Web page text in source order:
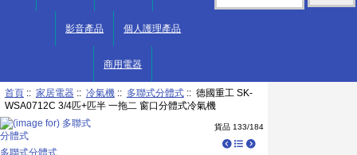
影音產品 個人護理產品
商用電器
首頁:: 家居電器:: 冷氣機:: 多聯式分體式:: 德國重工 SK-
WSA0712C 3/4匹+匹半 一拖二 窗口分體式冷氣機
多聯式分體式
貨品 133/184